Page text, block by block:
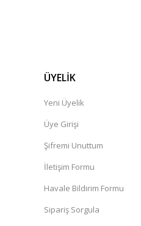
ÜYELİK
Yeni Üyelik
Üye Girişi
Şifremi Unuttum
İletişim Formu
Havale Bildirim Formu
Sipariş Sorgula